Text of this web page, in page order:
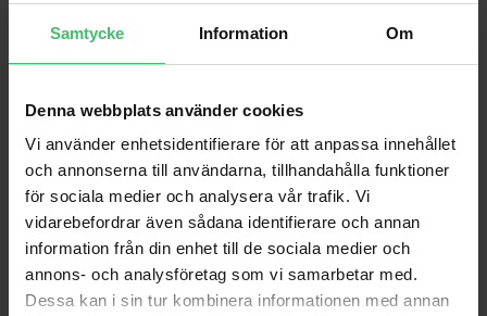
Samtycke Information Om
Denna webbplats använder cookies
Vi använder enhetsidentifierare för att anpassa innehållet
och annonserna till användarna, tillhandahålla funktioner
för sociala medier och analysera vår trafik. Vi
vidarebefordrar även sådana identifierare och annan
information från din enhet till de sociala medier och
annons- och analysföretag som vi samarbetar med.
Dessa kan i sin tur kombinera informationen med annan
Varför VarjeSteg?